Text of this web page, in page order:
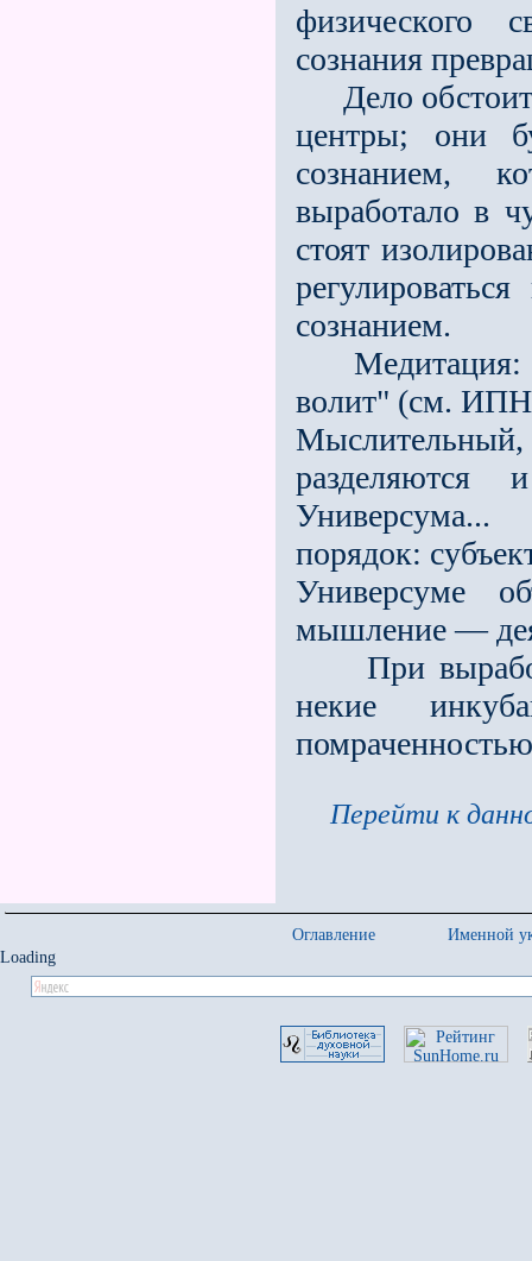
физического
сознания
Дело обстоит
центры; они
сознанием,
выработало в
стоят
сознанием.
Медитация:
волит" (см. ИПН
Универсума...
порядок:
Универсуме
мышление —
При
некие
Перейти к
Оглавление
Именной
Loading